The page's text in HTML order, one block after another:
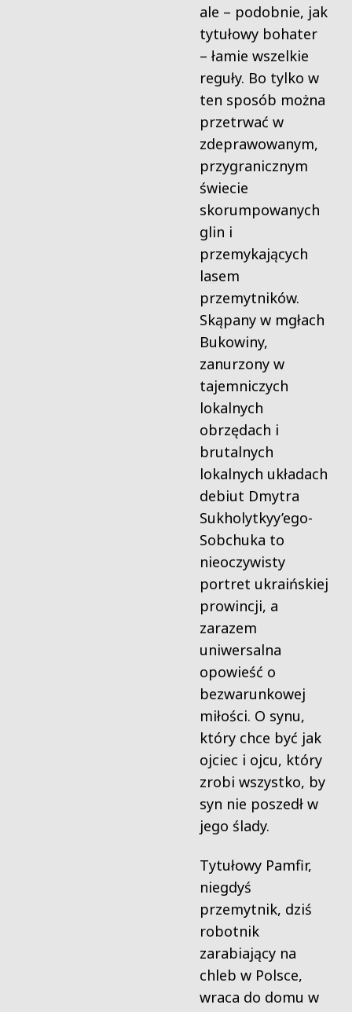
ale – podobnie, jak
tytułowy bohater
– łamie wszelkie
reguły. Bo tylko w
ten sposób można
przetrwać w
zdeprawowanym,
przygranicznym
świecie
skorumpowanych
glin i
przemykających
lasem
przemytników.
Skąpany w mgłach
Bukowiny,
zanurzony w
tajemniczych
lokalnych
obrzędach i
brutalnych
lokalnych układach
debiut Dmytra
Sukholytkyy’ego-
Sobchuka to
nieoczywisty
portret ukraińskiej
prowincji, a
zarazem
uniwersalna
opowieść o
bezwarunkowej
miłości. O synu,
który chce być jak
ojciec i ojcu, który
zrobi wszystko, by
syn nie poszedł w
jego ślady.
Tytułowy Pamfir,
niegdyś
przemytnik, dziś
robotnik
zarabiający na
chleb w Polsce,
wraca do domu w